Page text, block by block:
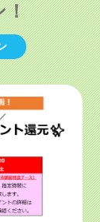
！